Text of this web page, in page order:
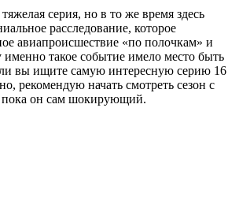
серия, но в то же время здесь
расследование, которое
авиапроисшествие «по полочкам» и
именно такое событие имело место быть
вы ищите самую интересную серию 16
рекомендую начать смотреть сезон с
он сам шокирующий.